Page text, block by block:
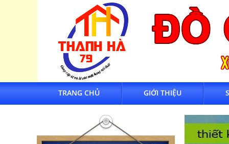
TRANG CHỦ GIỚI THIỆU